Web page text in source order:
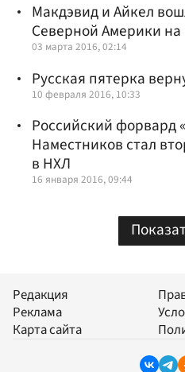
Макдэвид и Айкел
Северной Америки
03 марта 2016, 02:14
Русская пятерка
10 февраля 2016, 10:33
Российский форвард
Наместников стал
в НХЛ
16 января 2016, 09:44
Редакция
Реклама
Карта сайта